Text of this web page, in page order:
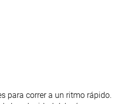
4.0 mm 2.5 mm
para correr a un ritmo rápido.